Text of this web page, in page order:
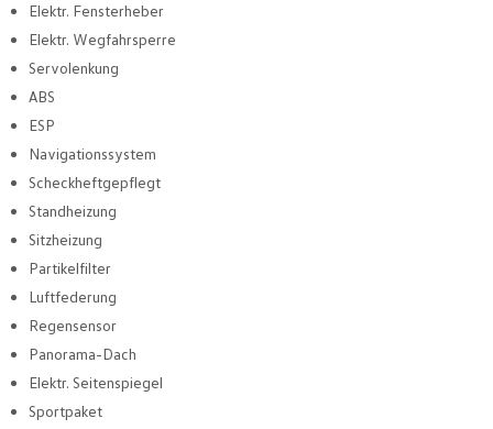
Elektr. Fensterheber
Elektr. Wegfahrsperre
Servolenkung
ABS
ESP
Navigationssystem
Scheckheftgepflegt
Standheizung
Sitzheizung
Partikelfilter
Luftfederung
Regensensor
Panorama-Dach
Elektr. Seitenspiegel
Sportpaket